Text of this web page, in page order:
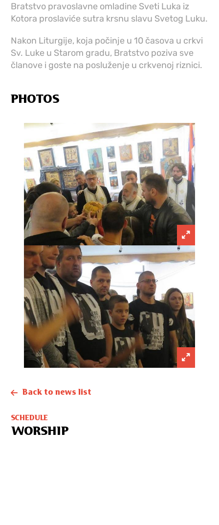
Bratstvo pravoslavne omladine Sveti Luka iz
Kotora proslaviće sutra krsnu slavu Svetog Luku.
Nakon Liturgije, koja počinje u 10 časova u crkvi
Sv. Luke u Starom gradu, Bratstvo poziva sve
članove i goste na posluženje u crkvenoj riznici.
PHOTOS
Back to news list
SCHEDULE
WORSHIP